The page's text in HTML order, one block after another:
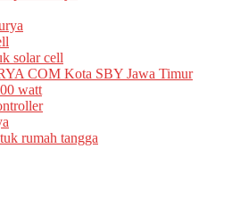
solar cell
COM Kota SBY Jawa Timur
watt
rumah tangga